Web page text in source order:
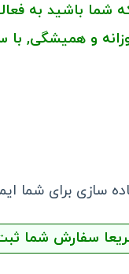
باشید به
و همیشگی,
سازی برای شما